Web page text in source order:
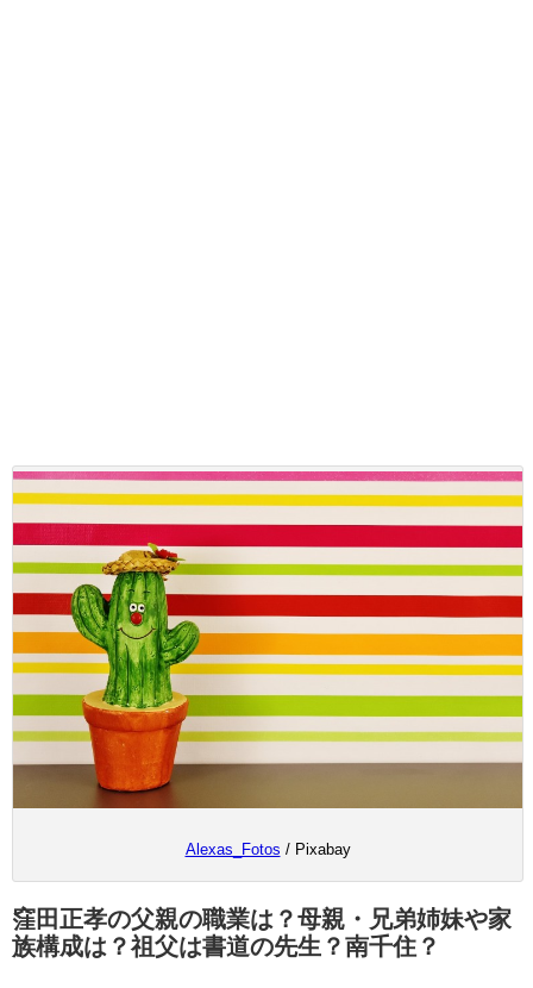
Alexas_Fotos / Pixabay
窪田正孝の父親の職業は？母親・兄弟姉妹や家
族構成は？祖父は書道の先生？南千住？